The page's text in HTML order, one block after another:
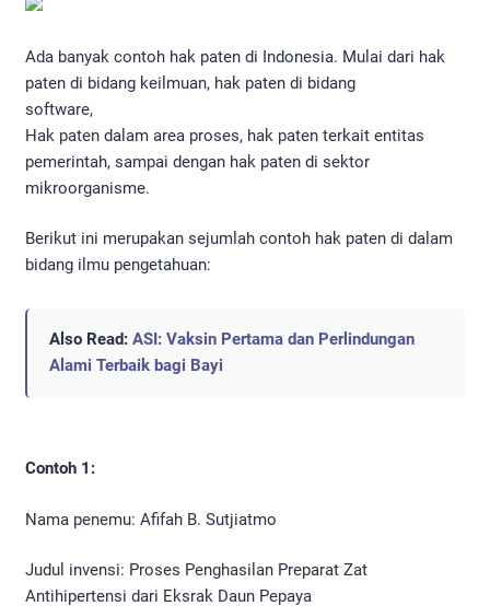
Ada banyak contoh hak paten di Indonesia. Mulai dari hak
paten di bidang keilmuan, hak paten di bidang
software,
Hak paten dalam area proses, hak paten terkait entitas
pemerintah, sampai dengan hak paten di sektor
mikroorganisme.
Berikut ini merupakan sejumlah contoh hak paten di dalam
bidang ilmu pengetahuan:
Also Read: ASI: Vaksin Pertama dan Perlindungan
Alami Terbaik bagi Bayi
Contoh 1:
Nama penemu: Afifah B. Sutjiatmo
Judul invensi: Proses Penghasilan Preparat Zat
Antihipertensi dari Eksrak Daun Pepaya